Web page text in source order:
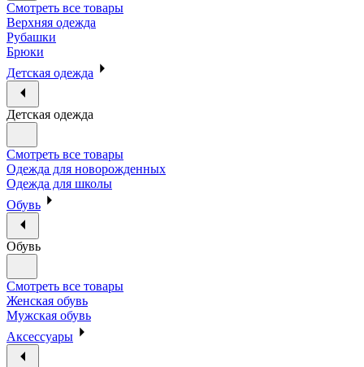
Смотреть все товары
Верхняя одежда
Рубашки
Брюки
Детская одежда
Детская одежда
Смотреть все товары
Одежда для новорожденных
Одежда для школы
Обувь
Обувь
Смотреть все товары
Женская обувь
Мужская обувь
Аксессуары